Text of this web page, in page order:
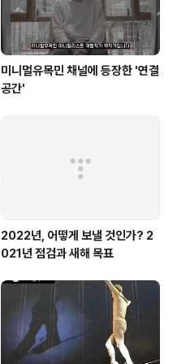
미니멀유목민 채널에 등장한 '연결
공간'
2022년, 어떻게 보낼 것인가? 2
021년 점검과 새해 목표